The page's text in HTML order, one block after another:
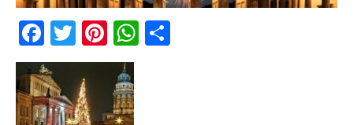
Facebook
TwitterPinterest
WhatsApp